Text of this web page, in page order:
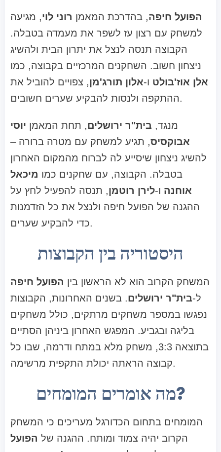
הפועל חיפה, בהדרכת המאמן רוני לוי, מגיעה
למשחק עם רצון עז לשפר את מעמדה בטבלה.
הקבוצה תנסה לנצל את יתרון הבית ולהשיג
ניצחון חשוב. השחקנים המרכזיים בקבוצה, כמו
אלן אוז'בולט ו-אלון תורג'מן, צפויים להוביל את
ההתקפה ולנסות להבקיע שערים חשובים.
מנגד, בית"ר ירושלים, תחת המאמן יוסי
אבוקסיס, תגיע למשחק עם מטרה ברורה –
להשיג ניצחון שיסייע לה לברוח מהמקום האחרון
בטבלה. הקבוצה, עם שחקנים כמו מיכאל
אוחנה ו-לירן רוטמן, תנסה להפעיל לחץ על
ההגנה של הפועל חיפה ולנצל את כל הזדמנות
כדי להבקיע שערים.
היסטוריה בין הקבוצות
המשחק הקרוב הוא לא הראשון בין הפועל חיפה
ל-בית"ר ירושלים. בשנים האחרונות, הקבוצות
נפגשו במספר משחקים מרתקים, כולל משחקים
בליגה ובגביע. המפגש האחרון ביניהן הסתיים
בתוצאה 3:3, משחק מלא במתח ודרמה, שבו כל
קבוצה הראתה יכולת התקפית מרשימה.
מה אומרים המומחים?
המומחים בתחום הכדורגל מעריכים כי המשחק
הקרוב יהיה צמוד ומותח. ההגנה של הפועל